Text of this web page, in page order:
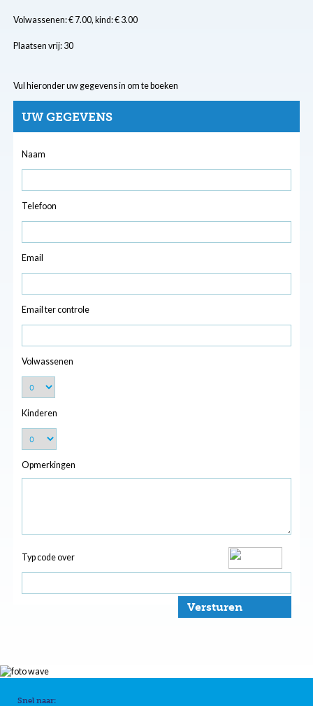
Volwassenen: € 7.00, kind: € 3.00
Plaatsen vrij: 30
Vul hieronder uw gegevens in om te boeken
UW GEGEVENS
Naam
Telefoon
Email
Email ter controle
Volwassenen
Kinderen
Opmerkingen
Typ code over
Versturen
Snel naar: